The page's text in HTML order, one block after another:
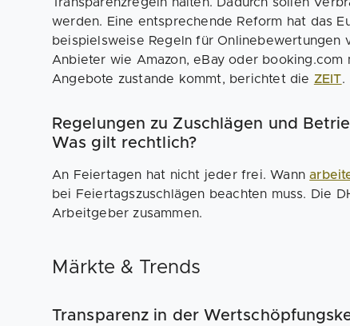
werden. Eine entsprechende Reform hat das
beispielsweise Regeln für Onlinebewertungen
Anbieter wie Amazon, eBay oder
Angebote zustande kommt, berichtet die ZEIT.
Regelungen zu Zuschlägen und
Was gilt rechtlich?
An Feiertagen hat nicht jeder frei. Wann
bei Feiertagszuschlägen beachten muss. Die
Arbeitgeber zusammen.
Märkte & Trends
Transparenz in der